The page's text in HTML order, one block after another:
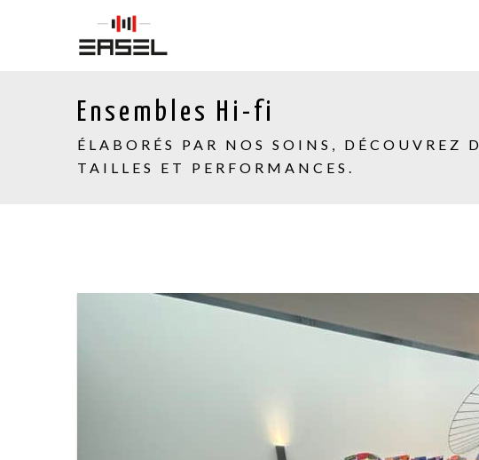
Ensembles Hi-fi
ÉLABORÉS PAR NOS SOINS, DÉCOUVREZ
TAILLES ET PERFORMANCES.